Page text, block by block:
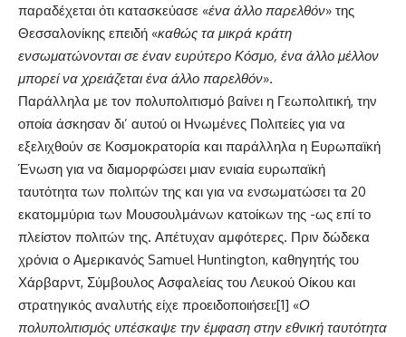
παραδέχεται ότι κατασκεύασε «ένα άλλο παρελθόν» της
Θεσσαλονίκης επειδή «καθώς τα μικρά κράτη
ενσωματώνονται σε έναν ευρύτερο Κόσμο, ένα άλλο μέλλον
μπορεί να χρειάζεται ένα άλλο παρελθόν».
Παράλληλα με τον πολυπολιτισμό βαίνει η Γεωπολιτική, την
οποία άσκησαν δι’ αυτού οι Ηνωμένες Πολιτείες για να
εξελιχθούν σε Κοσμοκρατορία και παράλληλα η Ευρωπαϊκή
Ένωση για να διαμορφώσει μιαν ενιαία ευρωπαϊκή
ταυτότητα των πολιτών της και για να ενσωματώσει τα 20
εκατομμύρια των Μουσουλμάνων κατοίκων της -ως επί το
πλείστον πολιτών της. Απέτυχαν αμφότερες. Πριν δώδεκα
χρόνια ο Αμερικανός Samuel Huntington, καθηγητής του
Χάρβαρντ, Σύμβουλος Ασφαλείας του Λευκού Οίκου και
στρατηγικός αναλυτής είχε προειδοποιήσει:[1] «Ο
πολυπολιτισμός υπέσκαψε την έμφαση στην εθνική ταυτότητα